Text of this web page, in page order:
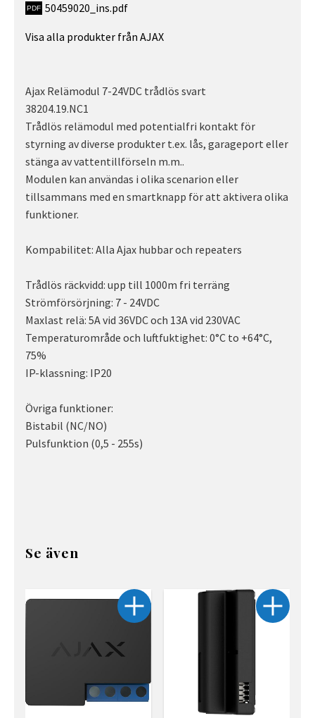
50459020_ins.pdf
Visa alla produkter från AJAX
Ajax Relämodul 7-24VDC trådlös svart
38204.19.NC1
Trådlös relämodul med potentialfri kontakt för
styrning av diverse produkter t.ex. lås, garageport eller
stänga av vattentillförseln m.m..
Modulen kan användas i olika scenarion eller
tillsammans med en smartknapp för att aktivera olika
funktioner.
Kompabilitet: Alla Ajax hubbar och repeaters
Trådlös räckvidd: upp till 1000m fri terräng
Strömförsörjning: 7 - 24VDC
Maxlast relä: 5A vid 36VDC och 13A vid 230VAC
Temperaturområde och luftfuktighet: 0°С to +64°С,
75%
IP-klassning: IP20
Övriga funktioner:
Bistabil (NC/NO)
Pulsfunktion (0,5 - 255s)
Se även